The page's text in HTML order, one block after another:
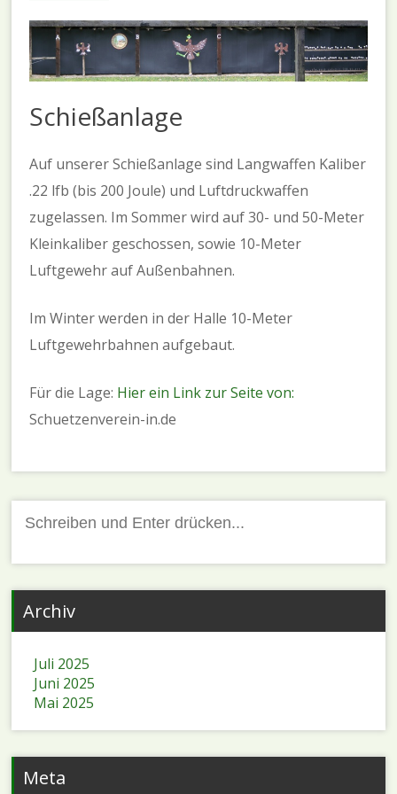
Schießanlage
Auf unserer Schießanlage sind Langwaffen Kaliber
.22 lfb (bis 200 Joule) und Luftdruckwaffen
zugelassen. Im Sommer wird auf 30- und 50-Meter
Kleinkaliber geschossen, sowie 10-Meter
Luftgewehr auf Außenbahnen.
Im Winter werden in der Halle 10-Meter
Luftgewehrbahnen aufgebaut.
Für die Lage: Hier ein Link zur Seite von:
Schuetzenverein-in.de
nach:
Archiv
Juli 2025
Juni 2025
Mai 2025
Meta